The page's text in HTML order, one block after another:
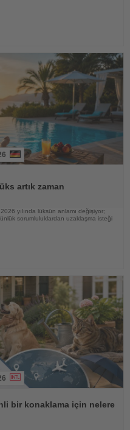
artık zaman
yılında lüksün anlamı değişiyor;
sorumluluklardan uzaklaşma isteği
bir konaklama için nelere